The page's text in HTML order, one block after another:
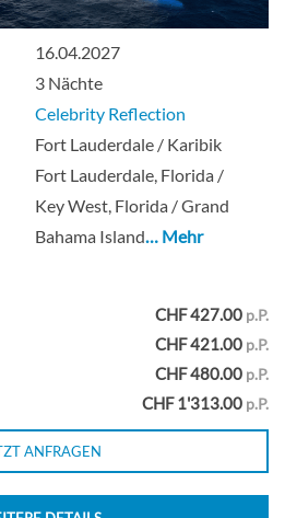
Veranda-[SV]
16.04.2027
3 Nächte
Celebrity Reflection
Fort Lauderdale / Karibik
Fort Lauderdale, Florida /
Key West, Florida / Grand
Bahama Island… Mehr
CHF 427.00 p.P.
CHF 421.00 p.P.
CHF 480.00 p.P.
CHF 1'313.00 p.P.
ANFRAGEN